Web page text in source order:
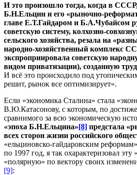
И это произошло тогда, когда в
Б.Н.Ельцин и его «рыночно-
главе Е.Т.Гайдаром и Б.А.Чубайсом
советскую систему, колхозно-
сельского хозяйства, резала на
народно-хозяйственный комплекс
экспроприировала советскую
видом приватизации), созданную
И всё это происходило под
решит, рынок все оптимизирует».
Если «экономика Сталина» стала
В.Ю.Катасонову, с которым, по
сравнимого за всю экономическую
«эпоха Б.Н.Ельцина»[8] предстала
всех сторон жизни российского
«ельциновско-гайдаровским
по 1997 год, я так охарактеризовал эту
«полярную» по вектору своих
[9]: